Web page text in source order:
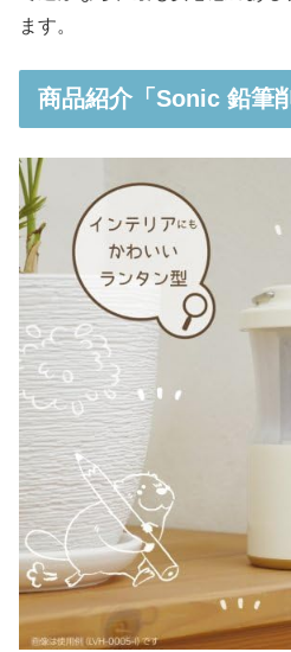
ます。
商品紹介「Sonic 鉛筆